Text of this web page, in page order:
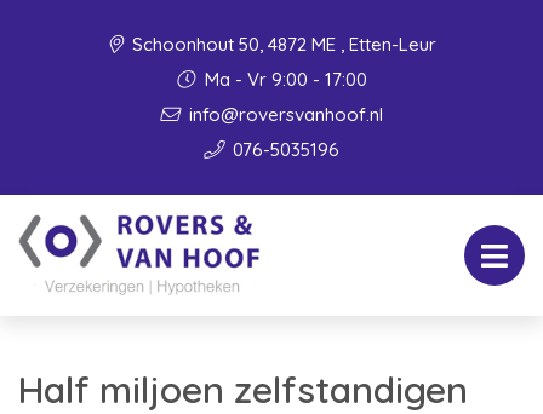
Schoonhout 50, 4872 ME , Etten-Leur
Ma - Vr 9:00 - 17:00
info@roversvanhoof.nl
076-5035196
Half miljoen zelfstandigen